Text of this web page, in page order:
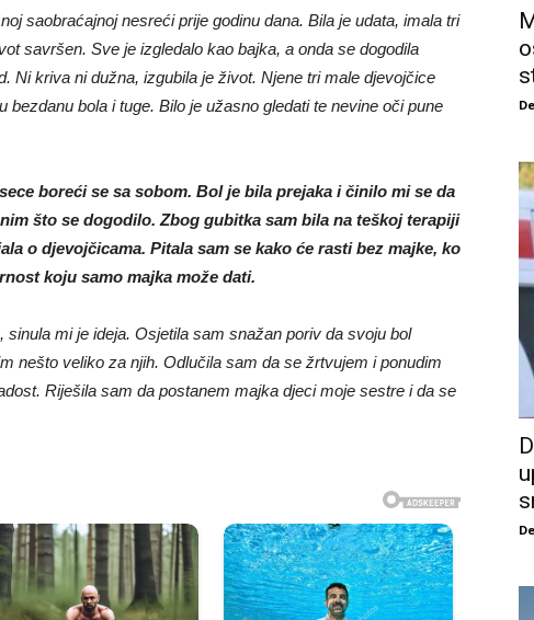
saobraćajnoj nesreći prije godinu dana. Bila je udata, imala tri
savršen. Sve je izgledalo kao bajka, a onda se dogodila
Ni kriva ni dužna, izgubila je život. Njene tri male djevojčice
bola i tuge. Bilo je užasno gledati te nevine oči pune
boreći se sa sobom. Bol je bila prejaka i činilo mi se da
što se dogodilo. Zbog gubitka sam bila na teškoj terapiji
o djevojčicama. Pitala sam se kako će rasti bez majke, ko
koju samo majka može dati.
mi je ideja. Osjetila sam snažan poriv da svoju bol
nešto veliko za njih. Odlučila sam da se žrtvujem i ponudim
Riješila sam da postanem majka djeci moje sestre i da se